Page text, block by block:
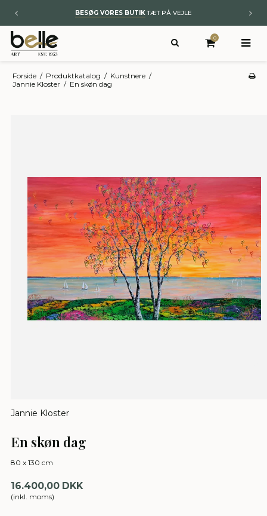
BYT TIL NYT– KUNST OG ÆGTE TÆPPER
0
Forside / Produktkatalog / Kunstnere /
Jannie Kloster / En skøn dag
Jannie Kloster
En skøn dag
80 x 130 cm
16.400,00 DKK
(inkl. moms)